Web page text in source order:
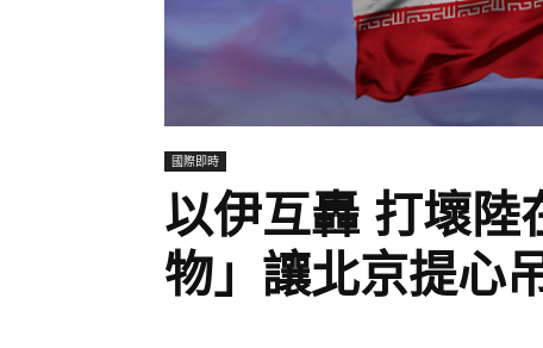
國際即時
以伊互轟 打壞陸
物」讓北京提心